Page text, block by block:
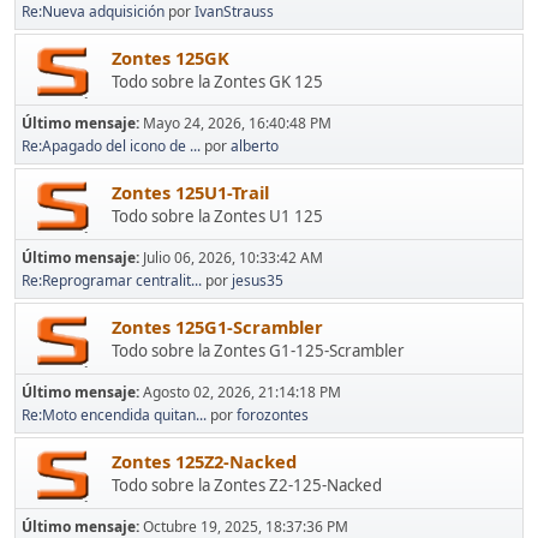
Re:Nueva adquisición porIvanStrauss
Zontes 125GK
Todo sobre la Zontes GK 125
Último mensaje: Mayo 24, 2026, 16:40:48 PM
Re:Apagado del icono de ... poralberto
Zontes 125U1-Trail
Todo sobre la Zontes U1 125
Último mensaje: Julio 06, 2026, 10:33:42 AM
Re:Reprogramar centralit... por jesus35
Zontes 125G1-Scrambler
Todo sobre la Zontes G1-125-Scrambler
Último mensaje:Agosto 02, 2026, 21:14:18 PM
Re:Moto encendida quitan... porforozontes
Zontes 125Z2-Nacked
Todo sobre la Zontes Z2-125-Nacked
Último mensaje:Octubre 19, 2025, 18:37:36 PM